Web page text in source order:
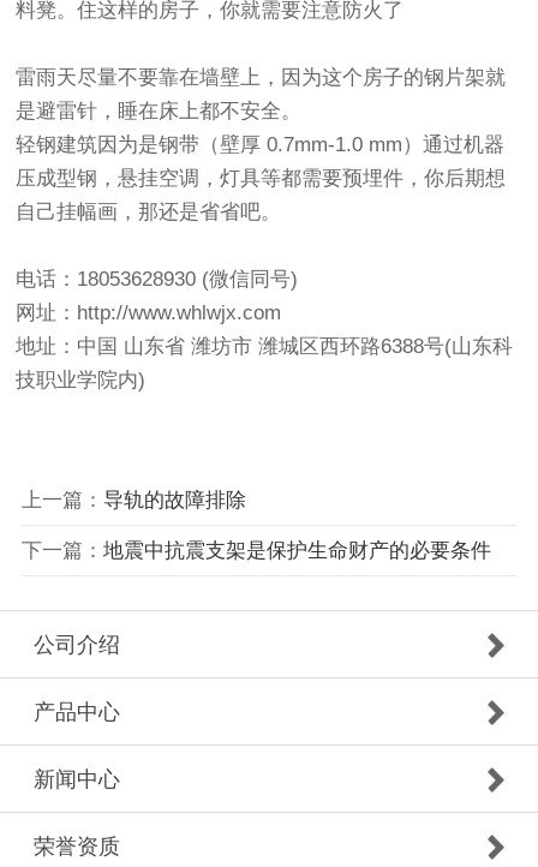
料凳。住这样的房子，你就需要注意防火了
雷雨天尽量不要靠在墙壁上，因为这个房子的钢片架就
是避雷针，睡在床上都不安全。
轻钢建筑因为是钢带（壁厚 0.7mm-1.0 mm）通过机器
压成型钢，悬挂空调，灯具等都需要预埋件，你后期想
自己挂幅画，那还是省省吧。
电话：18053628930 (微信同号)
网址：http://www.whlwjx.com
地址：中国 山东省 潍坊市 潍城区西环路6388号(山东科
技职业学院内)
上一篇： 导轨的故障排除
下一篇： 地震中抗震支架是保护生命财产的必要条件
公司介绍
产品中心
新闻中心
荣誉资质